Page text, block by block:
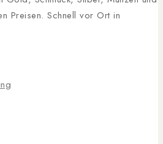
Preisen. Schnell vor Ort in